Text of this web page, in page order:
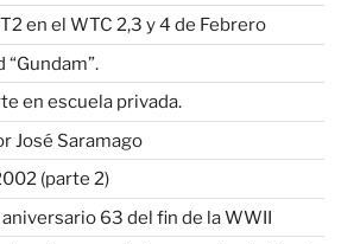
en el WTC 2,3 y 4 de Febrero
“Gundam”.
en escuela privada.
José Saramago
(parte 2)
63 del fin de la WWII